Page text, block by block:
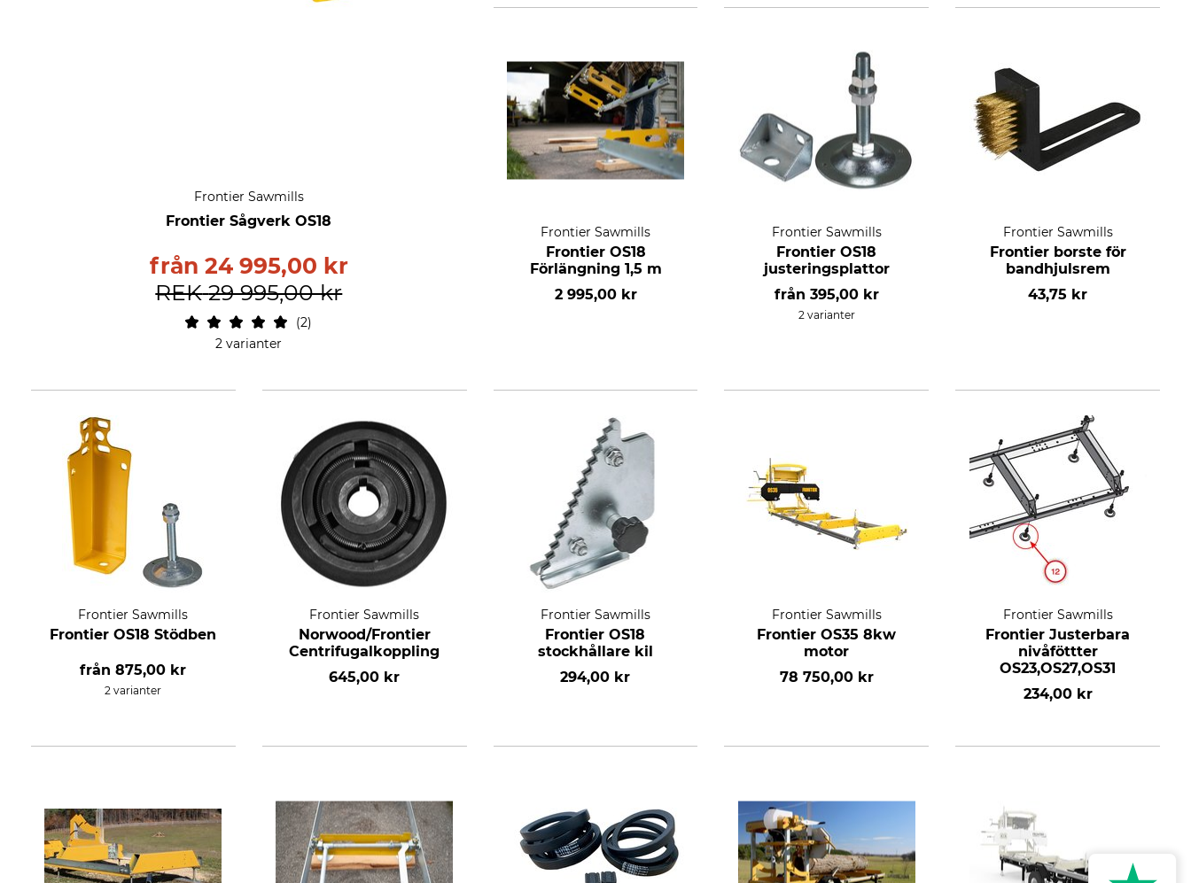
Frontier Sawmills
Frontier Sågverk OS18
från 24 995,00 kr
REK 29 995,00 kr
2
2 varianter
Frontier Sawmills
Frontier OS18
Förlängning 1,5 m
2 995,00 kr
Frontier Sawmills
Frontier OS18
justeringsplattor
från 395,00 kr
2 varianter
Frontier Sawmills
Frontier borste för
bandhjulsrem
43,75 kr
Frontier Sawmills
Frontier OS18 Stödben
från875,00 kr
2 varianter
Frontier Sawmills
Norwood/Frontier
Centrifugalkoppling
645,00 kr
Frontier Sawmills
Frontier OS18
stockhållare kil
294,00 kr
Frontier Sawmills
Frontier OS35 8kw
motor
78 750,00 kr
Frontier Sawmills
Frontier Justerbara
nivåföttter
OS23,OS27,OS31
234,00 kr